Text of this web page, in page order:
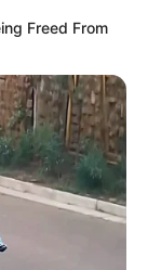
Freed From